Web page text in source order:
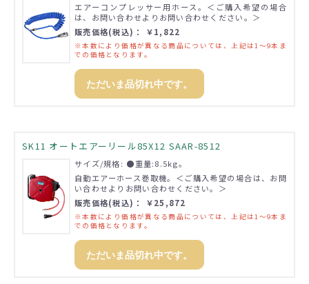
エアーコンプレッサー用ホース。＜ご購入希望の場合
は、お問い合わせよりお問い合わせください。＞
販売価格(税込)： ￥1,822
※本数により価格が異なる商品については、上記は1～9本ま
での価格となります。
ただいま品切れ中です。
SK11 オートエアーリール85X12 SAAR-8512
サイズ/規格: ●重量:8.5kg。
自動エアーホース巻取機。＜ご購入希望の場合は、お問
い合わせよりお問い合わせください。＞
販売価格(税込)： ￥25,872
※本数により価格が異なる商品については、上記は1～9本ま
での価格となります。
ただいま品切れ中です。